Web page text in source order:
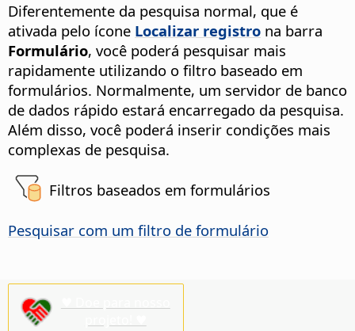
Diferentemente da pesquisa normal, que é
ativada pelo ícone Localizar registro na barra
Formulário, você poderá pesquisar mais
rapidamente utilizando o filtro baseado em
formulários. Normalmente, um servidor de banco
de dados rápido estará encarregado da pesquisa.
Além disso, você poderá inserir condições mais
complexas de pesquisa.
Filtros baseados em formulários
Pesquisar com um filtro de formulário